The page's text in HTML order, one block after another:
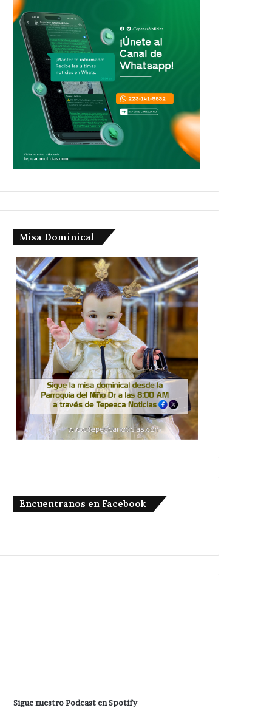
Misa Dominical
Encuentranos en Facebook
Sigue nuestro Podcast en Spotify